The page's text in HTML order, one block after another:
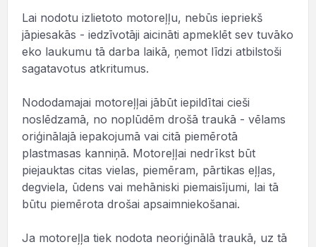
Lai nodotu izlietoto motoreļļu, nebūs iepriekš
jāpiesakās - iedzīvotāji aicināti apmeklēt sev tuvāko
eko laukumu tā darba laikā, ņemot līdzi atbilstoši
sagatavotus atkritumus.
Nododamajai motoreļļai jābūt iepildītai cieši
noslēdzamā, no noplūdēm drošā traukā - vēlams
oriģinālajā iepakojumā vai citā piemērotā
plastmasas kanniņā. Motoreļļai nedrīkst būt
piejauktas citas vielas, piemēram, pārtikas eļļas,
degviela, ūdens vai mehāniski piemaisījumi, lai tā
būtu piemērota drošai apsaimniekošanai.
Ja motoreļļa tiek nodota neoriģinālā traukā, uz tā